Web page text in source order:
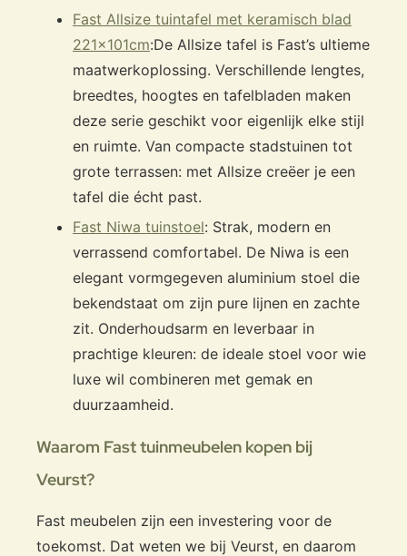
Fast Allsize tuintafel met keramisch blad
221x101cm:De Allsize tafel is Fast’s ultieme
maatwerkoplossing. Verschillende lengtes,
breedtes, hoogtes en tafelbladen maken
deze serie geschikt voor eigenlijk elke stijl
en ruimte. Van compacte stadstuinen tot
grote terrassen: met Allsize creëer je een
tafel die écht past.
Fast Niwa tuinstoel: Strak, modern en
verrassend comfortabel. De Niwa is een
elegant vormgegeven aluminium stoel die
bekendstaat om zijn pure lijnen en zachte
zit. Onderhoudsarm en leverbaar in
prachtige kleuren: de ideale stoel voor wie
luxe wil combineren met gemak en
duurzaamheid.
Waarom Fast tuinmeubelen kopen bij
Veurst?
Fast meubelen zijn een investering voor de
toekomst. Dat weten we bij Veurst, en daarom